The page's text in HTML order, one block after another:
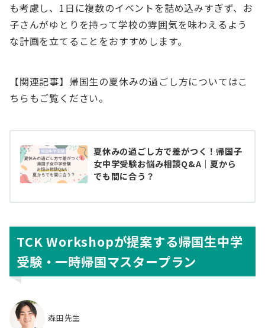
も考慮し、1日に複数のイベントを詰め込みすぎず、お
子さんがゆとりを持って学校の雰囲気を味わえるよう
な計画を立てることをおすすめします。
【関連記事】帰国生の夏休みの過ごし方についてはこ
ちらもご覧ください。
夏休みの過ごし方で差がつく！帰国子
女中学受験お悩み相談Q&A｜夏から
でも間に合う？
TCK Workshopが提案する帰国生中学
受験・一時帰国マスタープラン
森田先生